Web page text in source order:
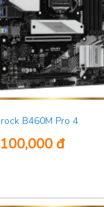
B460M Pro 4
đ